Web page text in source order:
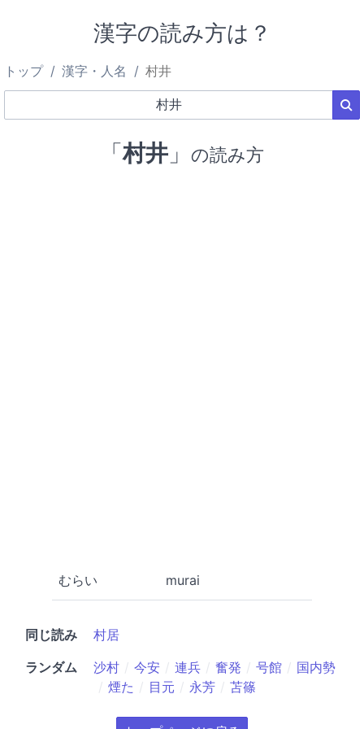
漢字の読み方は？
トップ 漢字・人名 村井
「村井 」 の読み方
むらい murai
同じ読み
村居
ランダム
沙村 今安 連兵 奮発 号館
国内勢
煙た
目元 永芳 苫篠